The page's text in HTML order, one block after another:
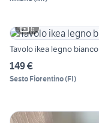
6
Tavolo ikea legno bianco
149 €
Sesto Fiorentino(FI)